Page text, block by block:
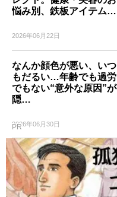
悩み別、鉄板アイテム…
2026年06月22日
なんか顔色が悪い、いつ
もだるい…年齢でも過労
でもない“意外な原因”が
隠…
2026年06月30日
PR